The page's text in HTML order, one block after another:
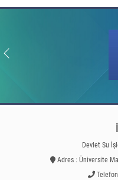
Devlet Su
Adres : Üniversite